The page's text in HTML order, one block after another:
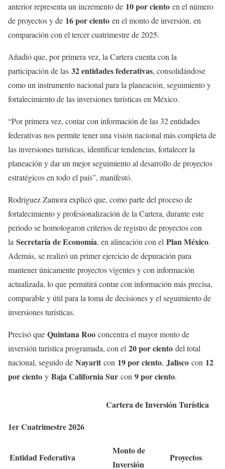
anterior representa un incremento de 10 por ciento en el número
de proyectos y de 16 por ciento en el monto de inversión, en
comparación con el tercer cuatrimestre de 2025.
Añadió que, por primera vez, la Cartera cuenta con la
participación de las 32 entidades federativas, consolidándose
como un instrumento nacional para la planeación, seguimiento y
fortalecimiento de las inversiones turísticas en México.
“Por primera vez, contar con información de las 32 entidades
federativas nos permite tener una visión nacional más completa de
las inversiones turísticas, identificar tendencias, fortalecer la
planeación y dar un mejor seguimiento al desarrollo de proyectos
estratégicos en todo el país”, manifestó.
Rodríguez Zamora explicó que, como parte del proceso de
fortalecimiento y profesionalización de la Cartera, durante este
periodo se homologaron criterios de registro de proyectos con
la Secretaría de Economía, en alineación con el Plan México.
Además, se realizó un primer ejercicio de depuración para
mantener únicamente proyectos vigentes y con información
actualizada, lo que permitirá contar con información más precisa,
comparable y útil para la toma de decisiones y el seguimiento de
inversiones turísticas.
Precisó que Quintana Roo concentra el mayor monto de
inversión turística programada, con el 20 por ciento del total
nacional, seguido de Nayarit con 19 por ciento, Jalisco con 12
por ciento y Baja California Sur con 9 por ciento.
Cartera de Inversión Turística
1er Cuatrimestre 2026
Entidad Federativa
Monto de
Inversión
Proyectos